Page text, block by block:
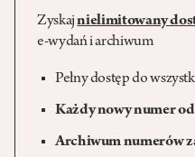
Zyskajnielimitowany
e-wydań i archiwum
Pełny dostęp do
Każdy nowy numer
Archiwum numerów